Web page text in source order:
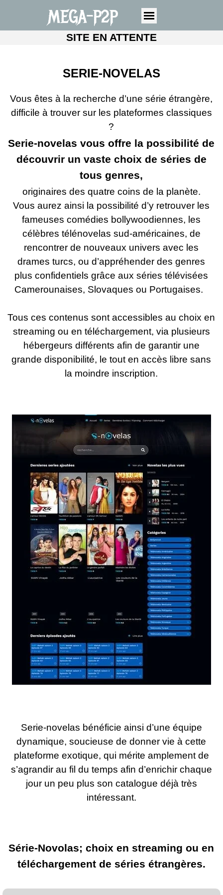
MEGA-P2P
SITE EN ATTENTE
SERIE-NOVELAS
Vous êtes à la recherche d’une série étrangère,
difficile à trouver sur les plateformes classiques
?
Serie-novelas vous offre la possibilité de
découvrir un vaste choix de séries de
tous genres,
originaires des quatre coins de la planète.
Vous aurez ainsi la possibilité d’y retrouver les
fameuses comédies bollywoodiennes, les
célèbres télénovelas sud-américaines, de
rencontrer de nouveaux univers avec les
drames turcs, ou d’appréhender des genres
plus confidentiels grâce aux séries télévisées
Camerounaises, Slovaques ou Portugaises.
Tous ces contenus sont accessibles au choix en
streaming ou en téléchargement, via plusieurs
hébergeurs différents afin de garantir une
grande disponibilité, le tout en accès libre sans
la moindre inscription.
Serie-novelas bénéficie ainsi d’une équipe
dynamique, soucieuse de donner vie à cette
plateforme exotique, qui mérite amplement de
s’agrandir au fil du temps afin d’enrichir chaque
jour un peu plus son catalogue déjà très
intéressant.
Série-Novolas; choix en streaming ou en
téléchargement de séries étrangères.